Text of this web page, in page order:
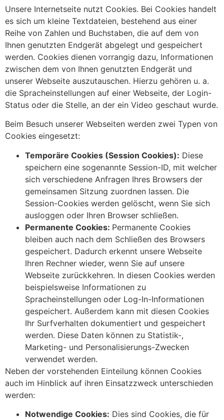
Unsere Internetseite nutzt Cookies. Bei Cookies handelt
es sich um kleine Textdateien, bestehend aus einer
Reihe von Zahlen und Buchstaben, die auf dem von
Ihnen genutzten Endgerät abgelegt und gespeichert
werden. Cookies dienen vorrangig dazu, Informationen
zwischen dem von Ihnen genutzten Endgerät und
unserer Webseite auszutauschen. Hierzu gehören u. a.
die Spracheinstellungen auf einer Webseite, der Login-
Status oder die Stelle, an der ein Video geschaut wurde.
Beim Besuch unserer Webseiten werden zwei Typen von
Cookies eingesetzt:
Temporäre Cookies (Session Cookies): Diese
speichern eine sogenannte Session-ID, mit welcher
sich verschiedene Anfragen Ihres Browsers der
gemeinsamen Sitzung zuordnen lassen. Die
Session-Cookies werden gelöscht, wenn Sie sich
ausloggen oder Ihren Browser schließen.
Permanente Cookies: Permanente Cookies
bleiben auch nach dem Schließen des Browsers
gespeichert. Dadurch erkennt unsere Webseite
Ihren Rechner wieder, wenn Sie auf unsere
Webseite zurückkehren. In diesen Cookies werden
beispielsweise Informationen zu
Spracheinstellungen oder Log-In-Informationen
gespeichert. Außerdem kann mit diesen Cookies
Ihr Surfverhalten dokumentiert und gespeichert
werden. Diese Daten können zu Statistik-,
Marketing- und Personalisierungs-Zwecken
verwendet werden.
Neben der vorstehenden Einteilung können Cookies
auch im Hinblick auf ihren Einsatzzweck unterschieden
werden:
Notwendige Cookies: Dies sind Cookies, die für